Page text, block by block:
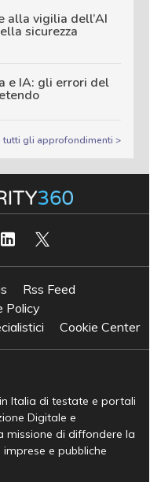
alla vigilia dell’AI
sicurezza
e IA: gli errori del
tutti gli approfondimenti >
Rss Feed
Policy
Cookie Center
Italia di testate e portali
Digitale e
missione di diffondere la
e pubbliche